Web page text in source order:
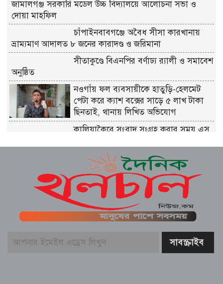
জামালগঞ্জ সরকারি মডেল উচ্চ বিদ্যালয়ে আলোচনা সভা ও
দোয়া মাহফিল
চাঁপাইনবাবগঞ্জে অবৈধ সীসা কারখানায়
ভ্রাম্যমাণ আদালত ৮ জনের কারাদণ্ড ও জরিমানা
সীতাকুণ্ডে বিএনপির বর্ণাঢ্য র‍্যালী ও সমাবেশ
অনুষ্ঠিত
নওগাঁয় ফল ব্যবসায়ীকে হাতুড়ি-হেলমেট
পেটা করে ক্যাশ বক্সের সাড়ে ৫ লাখ টাকা
ছিনতাই, থানায় লিখিত অভিযোগ
কালিয়াকৈরে সংবাদ সংগ্রহ করার সময় এস
জামালগঞ্জে বিভিন্ন কর্মসূচির মধ্য দিয়ে
জুলাই গণঅভ্যুত্থান দিবস পালিত
মোট চার দিনের ছুটিতে প্রিয়জনের সঙ্গে ছুটি
উপভোগ করার জন্য উত্তরবঙ্গের পথে ছুটছেন
বিভিন্ন পেশার মানুষ
নারায়ণগঞ্জ তুলারাম কলেজে ছাত্রদল ও
শিবিরের মধ্যে সংঘর্ষ পুলিশ নিরবতা